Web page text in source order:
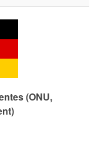
(ONU,